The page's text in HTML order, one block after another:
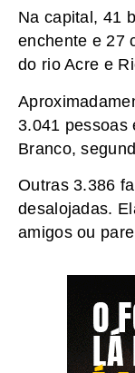
Na capital, 41
enchente e 27
do rio Acre e
3.041 pessoas
Branco,
Outras 3.386
desalojadas.
amigos ou